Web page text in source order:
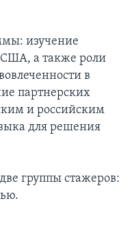
изучение
США, а также роли
в
партнерских
и российским
для решения
группы стажеров: